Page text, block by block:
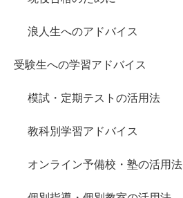
浪人生へのアドバイス
受験生への学習アドバイス
模試・定期テストの活用法
教科別学習アドバイス
オンライン予備校・塾の活用法